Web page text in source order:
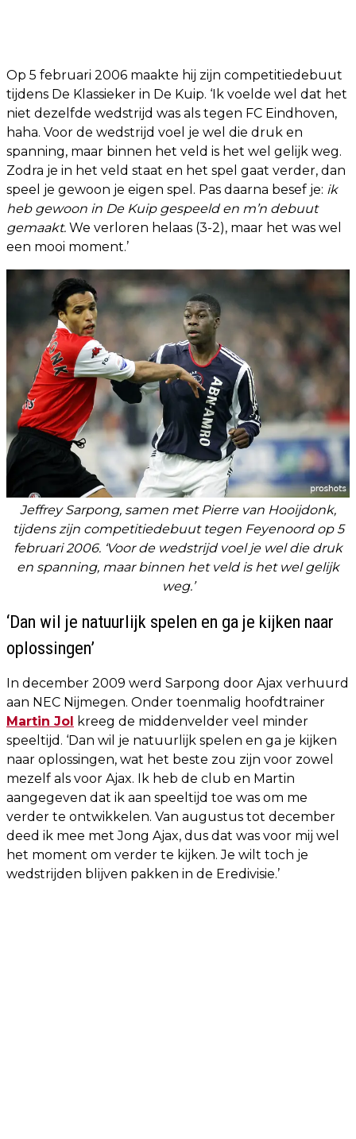
Op 5 februari 2006 maakte hij zijn competitiedebuut
tijdens De Klassieker in De Kuip. ‘Ik voelde wel dat het
niet dezelfde wedstrijd was als tegen FC Eindhoven,
haha. Voor de wedstrijd voel je wel die druk en
spanning, maar binnen het veld is het wel gelijk weg.
Zodra je in het veld staat en het spel gaat verder, dan
speel je gewoon je eigen spel. Pas daarna besef je: ik
heb gewoon in De Kuip gespeeld en m’n debuut
gemaakt. We verloren helaas (3-2), maar het was wel
een mooi moment.’
Jeffrey Sarpong, samen met Pierre van Hooijdonk,
tijdens zijn competitiedebuut tegen Feyenoord op 5
februari 2006. ‘Voor de wedstrijd voel je wel die druk
en spanning, maar binnen het veld is het wel gelijk
weg.’
‘Dan wil je natuurlijk spelen en ga je kijken naar
oplossingen’
In december 2009 werd Sarpong door Ajax verhuurd
aan NEC Nijmegen. Onder toenmalig hoofdtrainer
Martin Jol kreeg de middenvelder veel minder
speeltijd. ‘Dan wil je natuurlijk spelen en ga je kijken
naar oplossingen, wat het beste zou zijn voor zowel
mezelf als voor Ajax. Ik heb de club en Martin
aangegeven dat ik aan speeltijd toe was om me
verder te ontwikkelen. Van augustus tot december
deed ik mee met Jong Ajax, dus dat was voor mij wel
het moment om verder te kijken. Je wilt toch je
wedstrijden blijven pakken in de Eredivisie.’